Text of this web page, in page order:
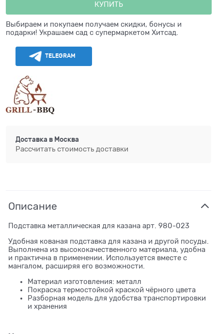
КУПИТЬ
Выбираем и покупаем получаем скидки, бонусы и
подарки! Украшаем сад с супермаркетом Хитсад.
TELEGRAM
Доставка в Москва
Рассчитать стоимость доставки
Описание
Подставка металлическая для казана арт. 980-023
Удобная кованая подставка для казана и другой посуды.
Выполнена из высококачественного материала, удобна
и практична в применении. Используется вместе с
мангалом, расширяя его возможности.
Материал изготовления: металл
Покраска термостойкой краской чёрного цвета
Разборная модель для удобства транспортировки
и хранения